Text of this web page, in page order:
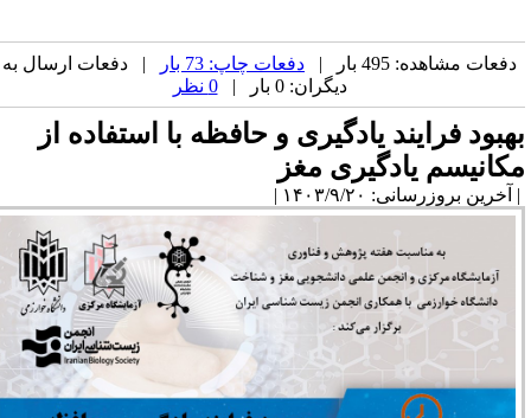
دفعات مشاهده: 495 بار | دفعات چاپ: 73 بار
| دفعات ارسال به
دیگران: 0 بار |
فرایند یادگیری و حافظه با استفاده از
یادگیری مغز
بروزرسانی: ۱۴۰۳/۹/۲۰ |